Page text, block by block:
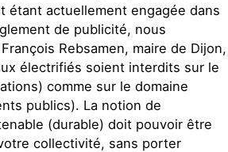
étant actuellement engagée dans
de publicité, nous
Rebsamen, maire de Dijon,
électrifiés soient interdits sur le
comme sur le domaine
publics). La notion de
(durable) doit pouvoir être
collectivité, sans porter